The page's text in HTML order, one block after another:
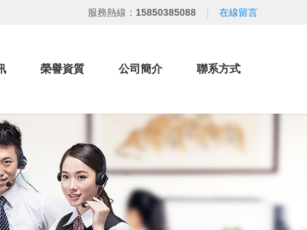
服務熱線： 15850385088 | 在線留言
榮譽資質 公司簡介 聯系方式